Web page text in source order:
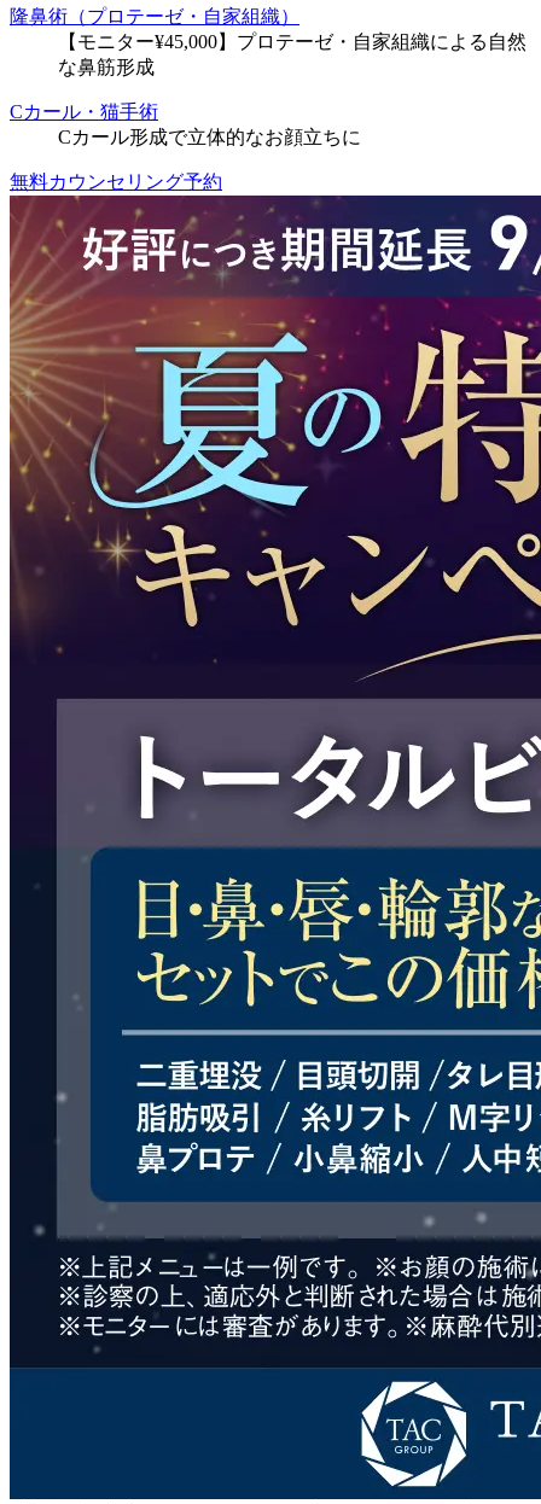
隆鼻術（プロテーゼ・自家組織）
【モニター¥45,000】プロテーゼ・自家組織による自然
な鼻筋形成
Cカール・猫手術
Cカール形成で立体的なお顔立ちに
無料カウンセリング予約